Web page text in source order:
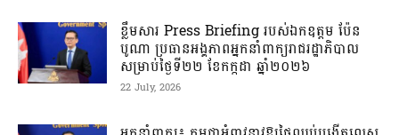
ខ្លឹមសារ Press Briefing របស់ឯកឧត្តម ប៉ែន
បូណា ប្រធានអង្គភាពអ្នកនាំពាក្យរាជរដ្ឋាភិបាល
សម្រាប់ថ្ងៃទី២២ ខែកក្កដា ឆ្នាំ២០២៦
22 July, 2026